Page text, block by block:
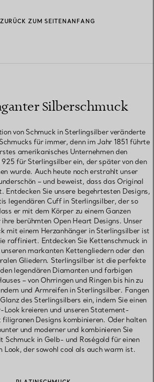
ZURÜCK ZUM SEITENANFANG
Silberschmuck
von Schmuck in Sterlingsilber veränderte
für immer, denn im Jahr 1851 führte
amerikanisches Unternehmen den
für Sterlingsilber ein, der später von den
wurde. Auch heute noch erstrahlt unser
– und beweist, dass das Original
Entdecken Sie unsere begehrtesten Designs,
legendären Cuff in Sterlingsilber, der so
er mit dem Körper zu einem Ganzen
berühmten Open Heart Designs. Unser
mit einem Herzanhänger in Sterlingsilber ist
raffiniert. Entdecken Sie Kettenschmuck in
markanten Kettengliedern oder den
Gliedern. Sterlingsilber ist die perfekte
legendären Diamanten und farbigen
– von Ohrringen und Ringen bis hin zu
und Armreifen in Sterlingsilber. Fangen
des Sterlingsilbers ein, indem Sie einen
Look kreieren und unseren Statement-
filigranen Designs kombinieren. Oder halten
und moderner und kombinieren Sie
Schmuck in Gelb- und Roségold für einen
Look, der sowohl cool als auch warm ist.